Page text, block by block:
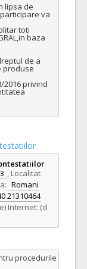
lipsa de
va
toti
baza
de a
produse
2016 privind
, Localitat
Romani
21310464
Internet: (d
procedurile